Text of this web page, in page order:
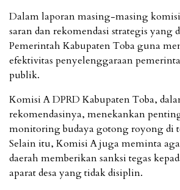
Dalam laporan masing-masing
saran dan rekomendasi strategis yang
Pemerintah Kabupaten Toba guna
efektivitas penyelenggaraan
publik.
Komisi A DPRD Kabupaten Toba,
rekomendasinya, menekankan
monitoring budaya gotong royong di
Selain itu, Komisi A juga meminta
daerah memberikan sanksi tegas
aparat desa yang tidak disiplin.